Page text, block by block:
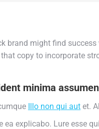
brand might find
copy to incorporate
minima
Illo non qui aut et.
explicabo. Lure esse